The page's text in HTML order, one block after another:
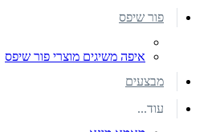
פור שיפס
איפה משיגים מוצרי פור שיפס
מבצעים
עוד...